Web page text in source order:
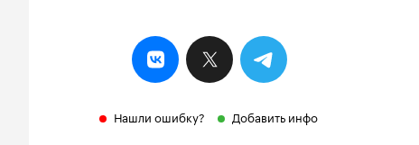
Нашли ошибку? Добавить инфо